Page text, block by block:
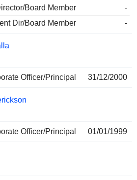
Board Member
-
Dir/Board Member
-
Officer/Principal 31/12/2000
Officer/Principal 01/01/1999